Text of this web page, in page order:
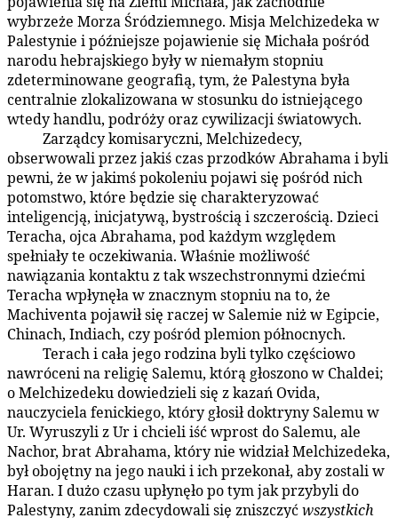
wybrzeże Morza Śródziemnego. Misja Melchizedeka w
Palestynie i późniejsze pojawienie się Michała pośród
narodu hebrajskiego były w niemałym stopniu
zdeterminowane geografią, tym, że Palestyna była
centralnie zlokalizowana w stosunku do istniejącego
wtedy handlu, podróży oraz cywilizacji światowych.
Zarządcy komisaryczni, Melchizedecy,
obserwowali przez jakiś czas przodków Abrahama i byli
pewni, że w jakimś pokoleniu pojawi się pośród nich
potomstwo, które będzie się charakteryzować
inteligencją, inicjatywą, bystrością i szczerością. Dzieci
Teracha, ojca Abrahama, pod każdym względem
spełniały te oczekiwania. Właśnie możliwość
nawiązania kontaktu z tak wszechstronnymi dziećmi
Teracha wpłynęła w znacznym stopniu na to, że
Machiventa pojawił się raczej w Salemie niż w Egipcie,
Chinach, Indiach, czy pośród plemion północnych.
Terach i cała jego rodzina byli tylko częściowo
nawróceni na religię Salemu, którą głoszono w Chaldei;
o Melchizedeku dowiedzieli się z kazań Ovida,
nauczyciela fenickiego, który głosił doktryny Salemu w
Ur. Wyruszyli z Ur i chcieli iść wprost do Salemu, ale
Nachor, brat Abrahama, który nie widział Melchizedeka,
był obojętny na jego nauki i ich przekonał, aby zostali w
Haran. I dużo czasu upłynęło po tym jak przybyli do
Palestyny, zanim zdecydowali się zniszczyćwszystkich